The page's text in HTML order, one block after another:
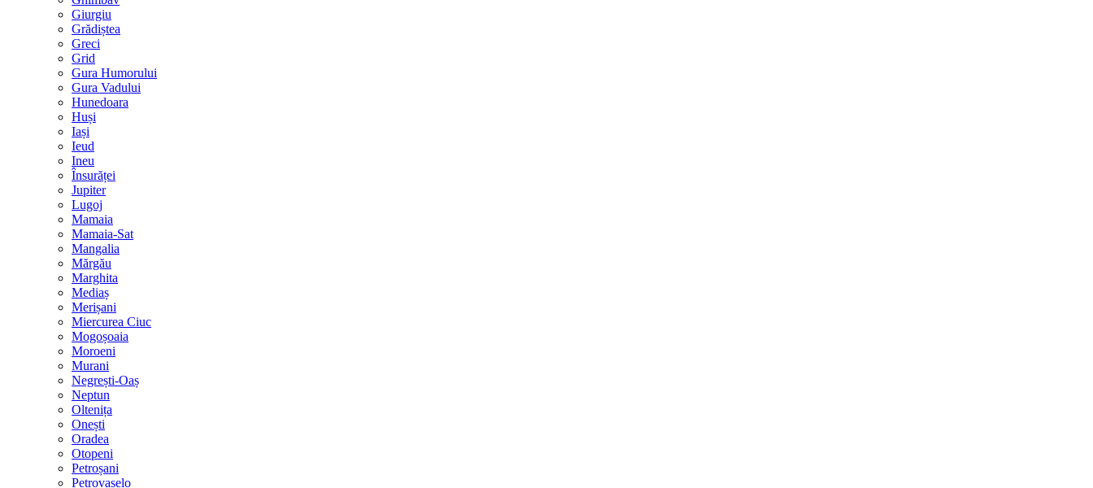
Giurgiu
Grădiștea
Greci
Grid
Gura Humorului
Gura Vadului
Hunedoara
Huși
Iași
Ieud
Ineu
Însurăței
Jupiter
Lugoj
Mamaia
Mamaia-Sat
Mangalia
Mărgău
Marghita
Mediaș
Merișani
Miercurea Ciuc
Mogoșoaia
Moroeni
Murani
Negrești-Oaș
Neptun
Oltenița
Onești
Oradea
Otopeni
Petroșani
Petrovaselo